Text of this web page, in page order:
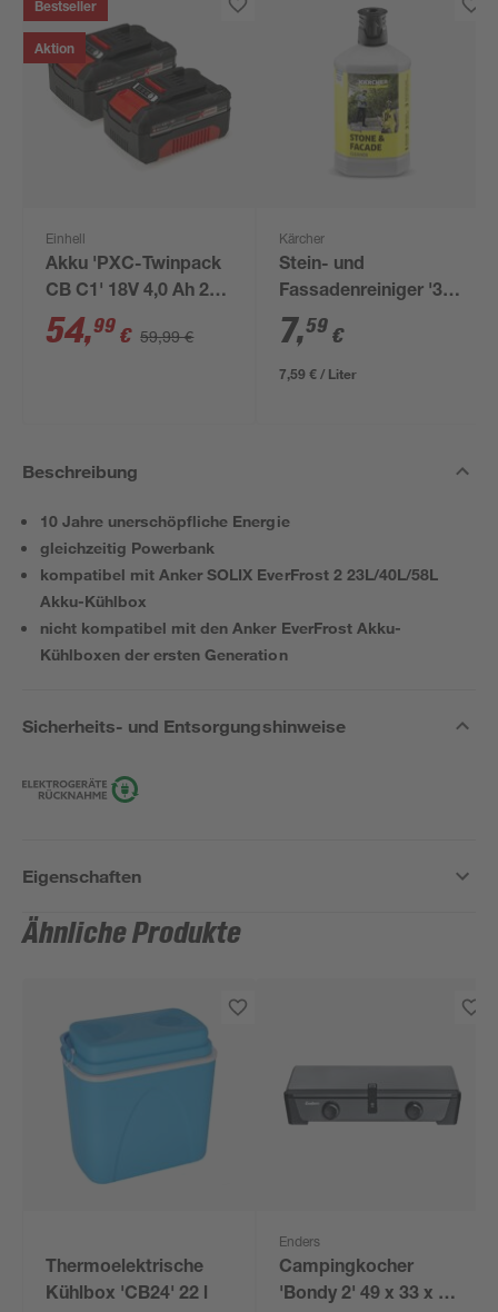
Bestseller
Aktion
Einhell
Akku 'PXC-Twinpack
CB C1' 18V 4,0 Ah 2
Stück
54,99 € 59,99 €
Kärcher
Stein- und
Fassadenreiniger '3-
in-1' RM 611 1 l
7,59 €
7,59 € / Liter
Beschreibung
10 Jahre unerschöpfliche Energie
gleichzeitig Powerbank
kompatibel mit Anker SOLIX EverFrost 2 23L/40L/58L
Akku-Kühlbox
nicht kompatibel mit den Anker EverFrost Akku-
Kühlboxen der ersten Generation
Sicherheits- und Entsorgungshinweise
Eigenschaften
Ähnliche Produkte
Thermoelektrische
Kühlbox 'CB24' 22 l
Enders
Campingkocher
'Bondy 2' 49 x 33 x 32